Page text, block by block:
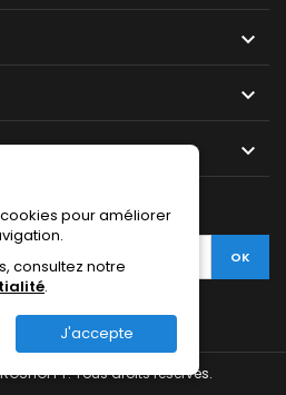



pour améliorer
consultez notre
.
J'accepte
Tous droits réservés.